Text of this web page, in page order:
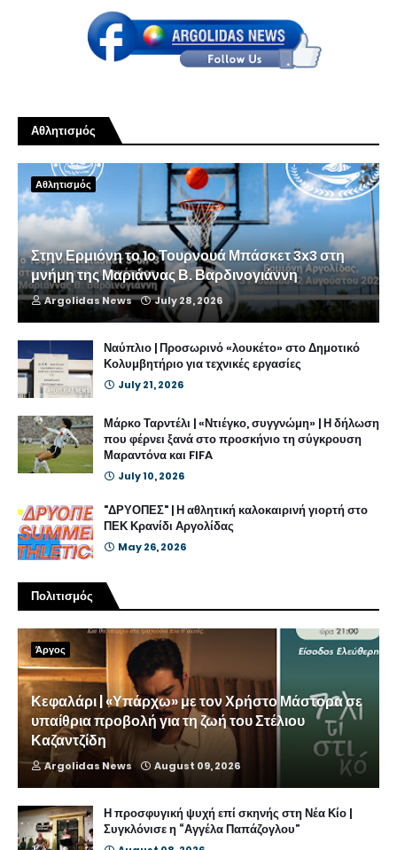
Αθλητισμός
Αθλητισμός
Στην Ερμιόνη το 1ο Τουρνουά Μπάσκετ 3x3 στη
μνήμη της Μαριάννας Β. Βαρδινογιάννη
Argolidas News July 28, 2026
Ναύπλιο | Προσωρινό «λουκέτο» στο Δημοτικό
Κολυμβητήριο για τεχνικές εργασίες
July 21, 2026
Μάρκο Ταρντέλι | «Ντιέγκο, συγγνώμη» | Η δήλωση
που φέρνει ξανά στο προσκήνιο τη σύγκρουση
Μαραντόνα και FIFA
July 10, 2026
"ΔΡΥΟΠΕΣ" | Η αθλητική καλοκαιρινή γιορτή στο
ΠΕΚ Κρανίδι Αργολίδας
May 26, 2026
Πολιτισμός
Άργος
Κεφαλάρι | «Υπάρχω» με τον Χρήστο Μάστορα σε
υπαίθρια προβολή για τη ζωή του Στέλιου
Καζαντζίδη
Argolidas News August 09, 2026
Η προσφυγική ψυχή επί σκηνής στη Νέα Κίο |
Συγκλόνισε η “Αγγέλα Παπάζογλου”